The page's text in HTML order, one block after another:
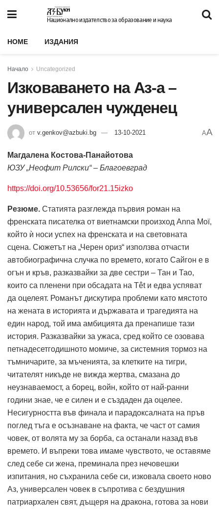
Национално издателство за образование и наука
HOME ИЗДАНИЯ
Начало Uncategorized
Изковаването на Аз-а –
универсален чужденец
от v.genkov@azbuki.bg 13-10-2021 AA
Магдалена Костова-Панайотова
ЮЗУ „Неофит Рилски“ – Благоевград
https://doi.org/10.53656/for21.15izko
Резюме. Статията разглежда първия роман на
френската писателка от виетнамски произход Anna Moï,
който ѝ носи успех на френската и на световната
сцена. Сюжетът на „Черен ориз“ използва отчасти
автобиографична случка по времето, когато Сайгон е в
огън и кръв, разказвайки за две сестри – Тан и Тао,
които са пленени при обсадата на Têt и едва успяват
да оцелеят. Романът дискутира проблеми като мястото
на жената в историята и държавата и трагедията на
един народ, той има амбицията да пренапише тази
история. Разказвайки за ужаса, сред който се озовава
петнадесетгодишното момиче, за системния тормоз на
тъмничарите, за мъченията, за клетките на тигри,
читателят никъде не вижда жертва, смазана до
неузнаваемост, а борец, войн, който от най-ранни
години знае, че е силен и е създаден да оцелее.
Несигурността във финала и парадоксалната на пръв
поглед тъга е осъзнаване на факта, че част от самия
човек, от волята му за борба, са останали назад във
времето. И въпреки това имаме чувството, че оставяме
след себе си жена, преминалa през нечовешки
изпитания, но съхранила себе си, изковала своето ново
Аз, универсален човек в съпротива с бездушния
патриархален свят, дъщеря на дракона, готова за нови